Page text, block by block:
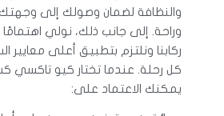
والنظافة لضمان وصولك إلى
وراحة. إلى جانب ذلك، نولي اهتمامًا
ركابنا ونلتزم بتطبيق أعلى معايير
كل رحلة. عندما تختار كيو تاكسي
يمكنك الاعتماد على: